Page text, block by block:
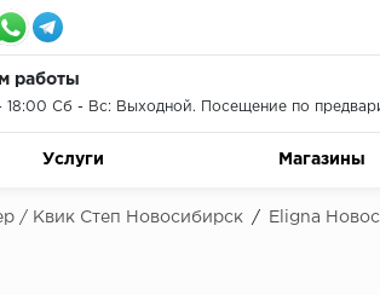
работы
18:00 Сб - Вс: Выходной. Посещение по
Услуги Магазины
/ Квик Степ Новосибирск / Eligna